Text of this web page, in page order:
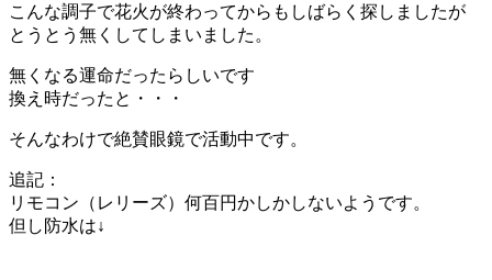
こんな調子で花火が終わってからもしばらく探しましたが
とうとう無くしてしまいました。
無くなる運命だったらしいです
換え時だったと・・・
そんなわけで絶賛眼鏡で活動中です。
追記：
リモコン（レリーズ）何百円かしかしないようです。
但し防水は↓